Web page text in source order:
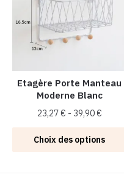
Etagère Porte Manteau
Moderne Blanc
23,27€ - 39,90€
Choix des options
Ce
produit